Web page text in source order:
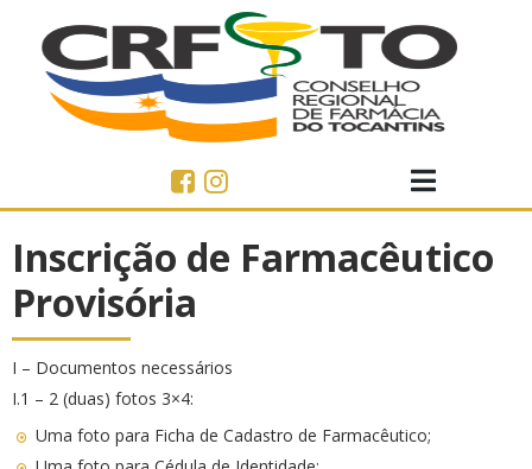
Inscrição de Farmacêutico
Provisória
I – Documentos necessários
I.1 – 2 (duas) fotos 3×4:
Uma foto para Ficha de Cadastro de Farmacêutico;